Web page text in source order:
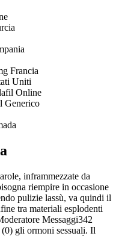
Francia
Uniti
Online
Generico
inframmezzate da
riempire in occasione
pulizie lassù, va quindi il
tra materiali esplodenti
Messaggi342
gli ormoni sessuali. Il